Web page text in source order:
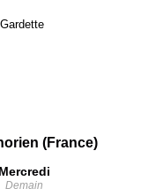
(France)
Mercredi
Demain